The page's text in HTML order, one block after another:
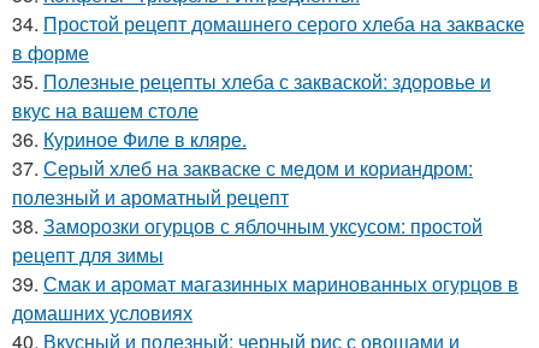
34. Простой рецепт домашнего серого хлеба на закваске
в форме
35. Полезные рецепты хлеба с закваской: здоровье и
вкус на вашем столе
36. Куриное Филе в кляре.
37. Серый хлеб на закваске с медом и кориандром:
полезный и ароматный рецепт
38. Заморозки огурцов с яблочным уксусом: простой
рецепт для зимы
39. Смак и аромат магазинных маринованных огурцов в
домашних условиях
40. Вкусный и полезный: черный рис с овощами и